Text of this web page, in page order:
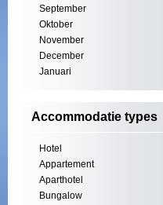
September
Oktober
November
December
Januari
Accommodatie types
Hotel
Appartement
Aparthotel
Bungalow